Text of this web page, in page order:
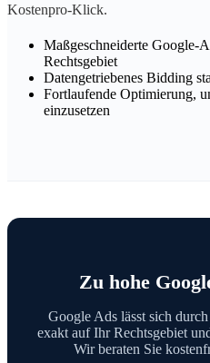
Kostenpro-Klick.
Maßgeschneiderte Google-
Rechtsgebiet
Datengetriebenes Bidding
Fortlaufende Optimierung,
einzusetzen
Zu hohe
Google Ads lässt sich
exakt auf Ihr Rechtsgebiet
Wir beraten Sie